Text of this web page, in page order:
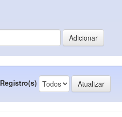
Registro(s)